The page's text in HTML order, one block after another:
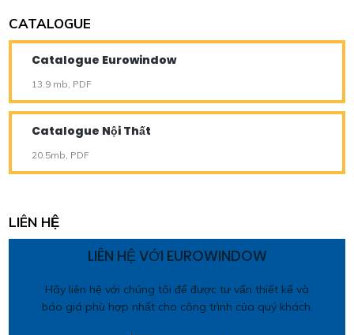
CATALOGUE
Catalogue Eurowindow
13.9 mb, PDF
Catalogue Nội Thất
20.5mb, PDF
LIÊN HỆ
LIÊN HỆ VỚI EUROWINDOW
Hãy liên hệ với chúng tôi để được tư vấn thiết kế và
báo giá phù hợp nhất cho công trình của quý khách.